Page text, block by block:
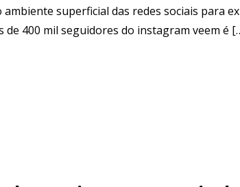
superficial das redes sociais para
400 mil seguidores do instagram veem é